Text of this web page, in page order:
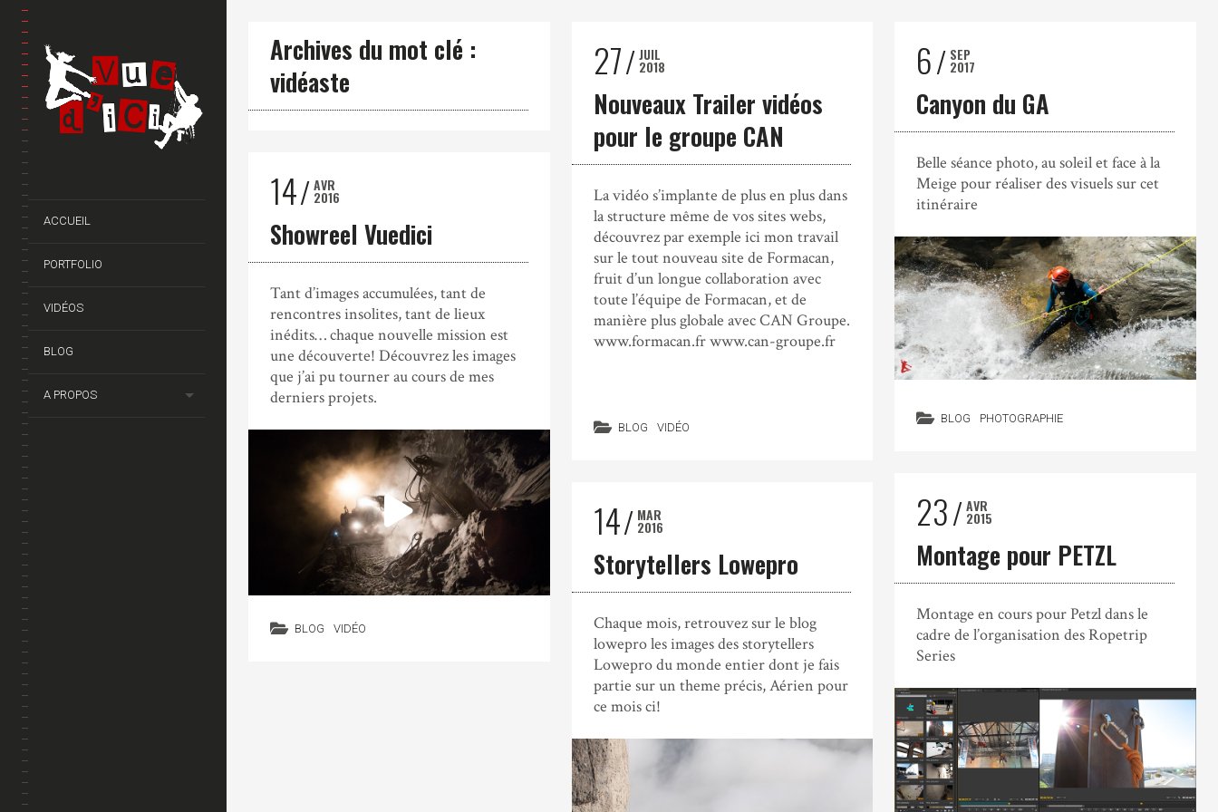
ACCUEIL
PORTFOLIO
VIDÉOS
BLOG
A PROPOS
Archives du mot clé :
vidéaste
14 AVR
2016
Showreel Vuedici
Tant d’images accumulées, tant de
rencontres insolites, tant de lieux
inédits… chaque nouvelle mission est
une découverte! Découvrez les images
que j’ai pu tourner au cours de mes
derniers projets.
BLOG VIDÉO
27 JUIL
2018
Nouveaux Trailer vidéos
pour le groupe CAN
La vidéo s’implante de plus en plus dans
la structure même de vos sites webs,
découvrez par exemple ici mon travail
sur le tout nouveau site de Formacan,
fruit d’un longue collaboration avec
toute l’équipe de Formacan, et de
manière plus globale avec CAN Groupe.
www.formacan.fr www.can-groupe.fr
BLOG VIDÉO
14 MAR
2016
Storytellers Lowepro
Chaque mois, retrouvez sur le blog
lowepro les images des storytellers
Lowepro du monde entier dont je fais
partie sur un theme précis, Aérien pour
ce mois ci!
6 SEP
2017
Canyon du GA
Belle séance photo, au soleil et face à la
Meige pour réaliser des visuels sur cet
itinéraire
BLOG PHOTOGRAPHIE
23 AVR
2015
Montage pour PETZL
Montage en cours pour Petzl dans le
cadre de l’organisation des Ropetrip
Series